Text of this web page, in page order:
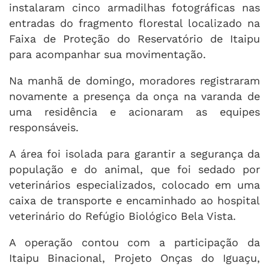
instalaram cinco armadilhas fotográficas nas
entradas do fragmento florestal localizado na
Faixa de Proteção do Reservatório de Itaipu
para acompanhar sua movimentação.
Na manhã de domingo, moradores registraram
novamente a presença da onça na varanda de
uma residência e acionaram as equipes
responsáveis.
A área foi isolada para garantir a segurança da
população e do animal, que foi sedado por
veterinários especializados, colocado em uma
caixa de transporte e encaminhado ao hospital
veterinário do Refúgio Biológico Bela Vista.
A operação contou com a participação da
Itaipu Binacional, Projeto Onças do Iguaçu,